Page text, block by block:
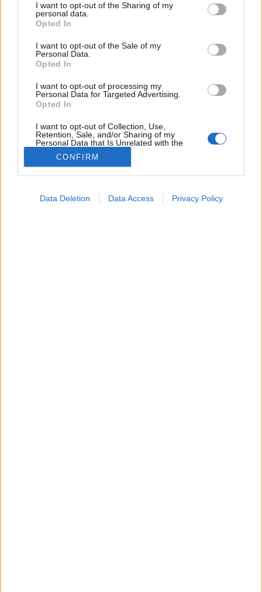
not limited to your visit or usage behaviour. You may click to
grant or deny consent to Google and its third-party tags to
use your data for below specified purposes in below Google
consent section.
I want to opt-out of the Sharing of my
personal data.
Opted In
I want to opt-out of the Sale of my
Personal Data.
Opted In
I want to opt-out of processing my
Personal Data for Targeted Advertising.
Opted In
I want to opt-out of Collection, Use,
Retention, Sale, and/or Sharing of my
Personal Data that Is Unrelated with the
Purposes for which it was collected.
Opted Out
CONFIRM
Data Deletion Data Access Privacy Policy